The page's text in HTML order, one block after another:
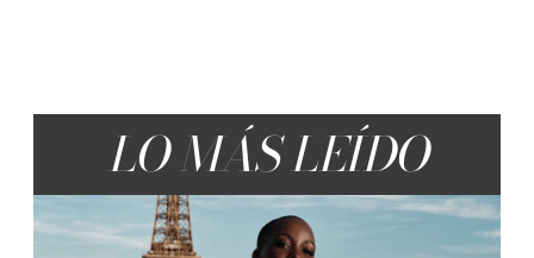
LO MÁS LEÍDO